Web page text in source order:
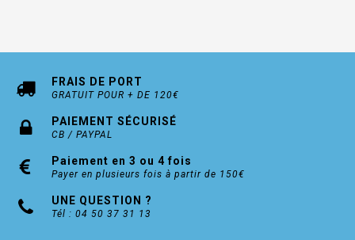
FRAIS DE PORT
GRATUIT POUR + DE 120€
PAIEMENT SÉCURISÉ
CB / PAYPAL
Paiement en 3 ou 4 fois
Payer en plusieurs fois à partir de 150€
UNE QUESTION ?
Tél : 04 50 37 31 13